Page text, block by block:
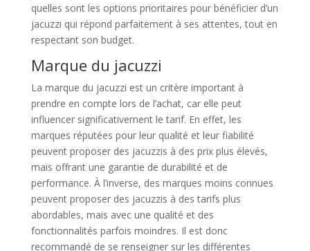
quelles sont les options prioritaires pour bénéficier d’un
jacuzzi qui répond parfaitement à ses attentes, tout en
respectant son budget.
Marque du jacuzzi
La marque du jacuzzi est un critère important à
prendre en compte lors de l’achat, car elle peut
influencer significativement le tarif. En effet, les
marques réputées pour leur qualité et leur fiabilité
peuvent proposer des jacuzzis à des prix plus élevés,
mais offrant une garantie de durabilité et de
performance. À l’inverse, des marques moins connues
peuvent proposer des jacuzzis à des tarifs plus
abordables, mais avec une qualité et des
fonctionnalités parfois moindres. Il est donc
recommandé de se renseigner sur les différentes